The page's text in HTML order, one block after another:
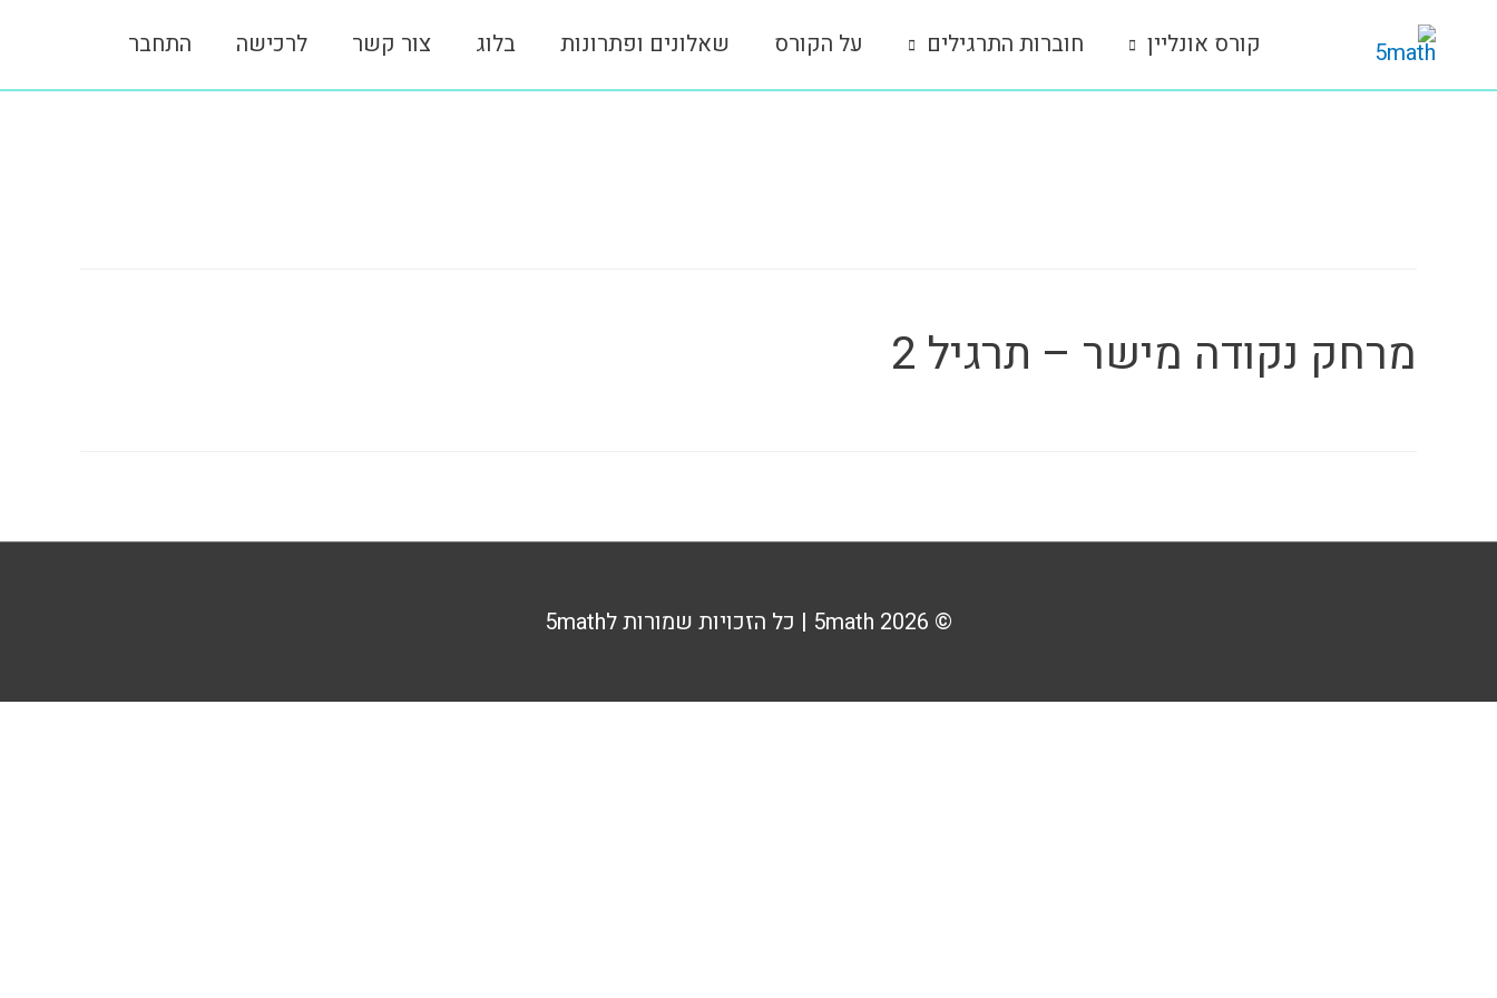
קורס אונליין חוברות התרגילים על הקורס שאלונים ופתרונות בלוג צור קשר לרכישה התחבר
מרחק נקודה מישר – תרגיל 2
© 2026
5math | כל הזכויות שמורות ל5math